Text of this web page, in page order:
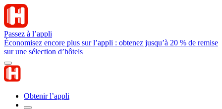
Passez à l’appli
Économisez encore plus sur l’appli : obtenez jusqu’à 20 % de remise
sur une sélection d’hôtels
Obtenir l’appli